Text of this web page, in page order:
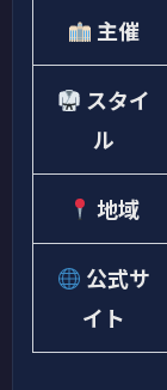
主催
スタイ
ル
地域
公式サ
イト